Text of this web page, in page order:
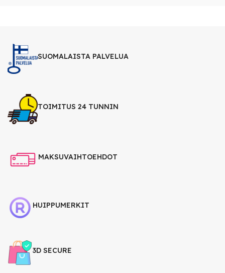
SUOMALAISTA PALVELUA
TOIMITUS 24 TUNNIN
MAKSUVAIHTOEHDOT
HUIPPUMERKIT
3D SECURE